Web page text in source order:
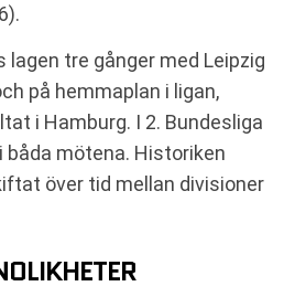
tre gånger med Leipzig
på hemmaplan i ligan,
i Hamburg. I 2. Bundesliga
båda mötena. Historiken
över tid mellan divisioner